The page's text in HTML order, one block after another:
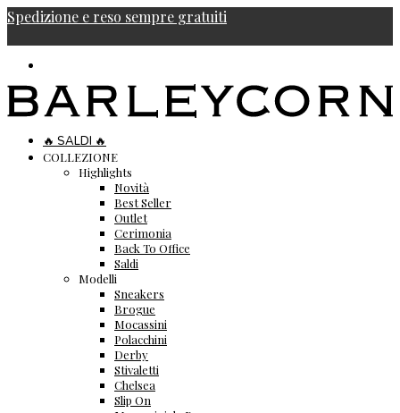
Spedizione e reso sempre gratuiti
🔥 SALDI 🔥
COLLEZIONE
Highlights
Novità
Best Seller
Outlet
Cerimonia
Back To Office
Saldi
Modelli
Sneakers
Brogue
Mocassini
Polacchini
Derby
Stivaletti
Chelsea
Slip On